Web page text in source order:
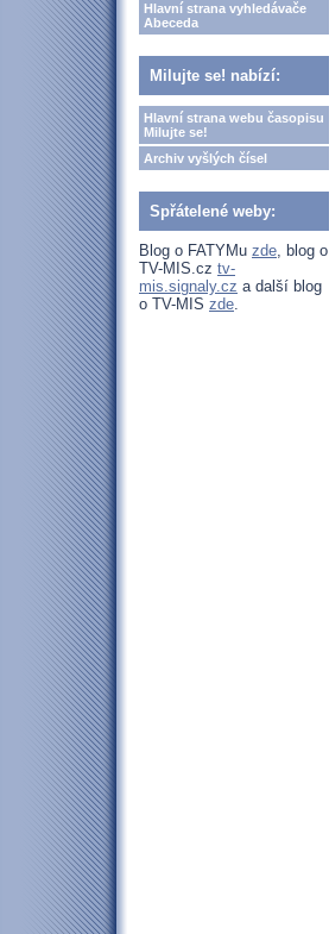
Hlavní strana vyhledávače
Abeceda
Milujte se! nabízí:
Hlavní strana webu časopisu
Milujte se!
Archiv vyšlých čísel
Spřátelené weby:
Blog o FATYMu zde, blog o
TV-MIS.cz tv-
mis.signaly.cz a další blog
o TV-MIS zde.